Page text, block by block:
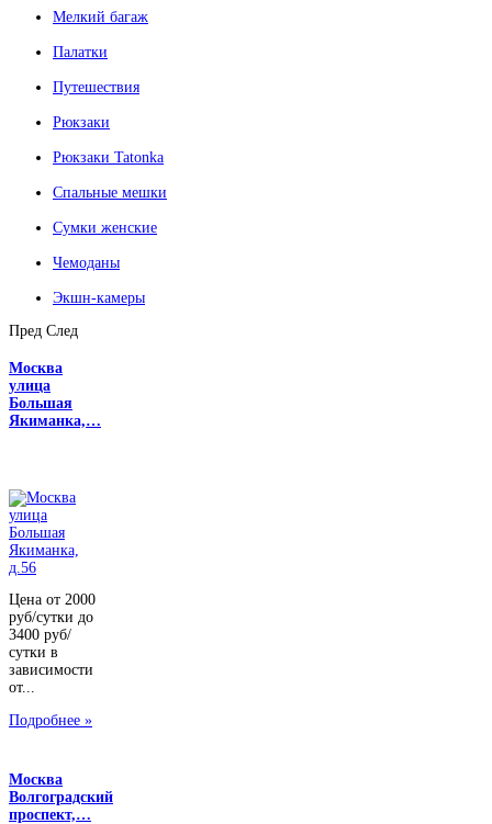
Мелкий багаж
Палатки
Путешествия
Рюкзаки
Рюкзаки Tatonka
Спальные мешки
Сумки женские
Чемоданы
Экшн-камеры
Пред След
Москва
улица
Большая
Якиманка,…
Цена от 2000
руб/сутки до
3400 руб/
сутки в
зависимости
от...
Подробнее »
Москва
Волгоградский
проспект,…